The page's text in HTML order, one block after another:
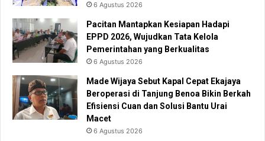
6 Agustus 2026
Pacitan Mantapkan Kesiapan Hadapi
EPPD 2026, Wujudkan Tata Kelola
Pemerintahan yang Berkualitas
6 Agustus 2026
Made Wijaya Sebut Kapal Cepat Ekajaya
Beroperasi di Tanjung Benoa Bikin Berkah
Efisiensi Cuan dan Solusi Bantu Urai
Macet
6 Agustus 2026